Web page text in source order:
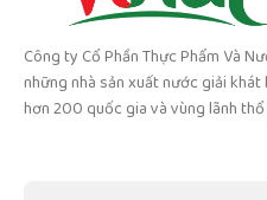
Công ty Cổ Phần Thực Phẩm Và
những nhà sản xuất nước giải khát
hơn 200 quốc gia và vùng lãnh